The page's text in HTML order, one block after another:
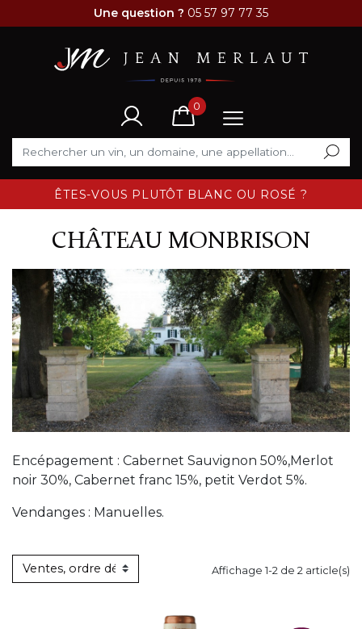
Une question ? 05 57 97 77 35
0
ÊTES-VOUS PLUTÔT BLANC OU ROSÉ ?
CHÂTEAU MONBRISON
Encépagement : Cabernet Sauvignon 50%,Merlot
noir 30%, Cabernet franc 15%, petit Verdot 5%.
Vendanges : Manuelles.
Affichage 1-2 de 2 article(s)